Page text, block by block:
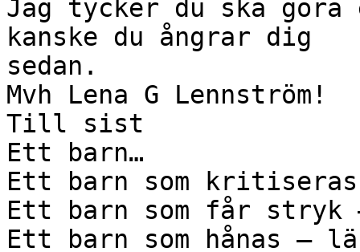
Jag tycker du ska
kanske du ångrar dig
sedan.
Mvh Lena G Lennström!
Till sist
Ett barn…
Ett barn som
Ett barn som får
Ett barn som hånas –